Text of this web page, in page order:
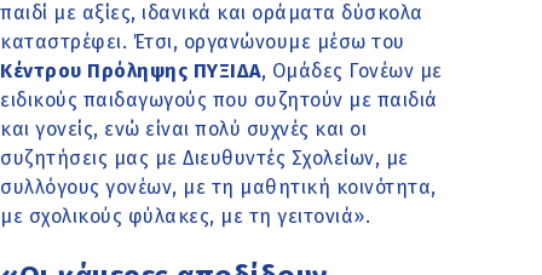
παιδί με αξίες, ιδανικά και οράματα δύσκολα
καταστρέφει. Έτσι, οργανώνουμε μέσω του
Κέντρου Πρόληψης ΠΥΞΙΔΑ, Ομάδες Γονέων με
ειδικούς παιδαγωγούς που συζητούν με παιδιά
και γονείς, ενώ είναι πολύ συχνές και οι
συζητήσεις μας με Διευθυντές Σχολείων, με
συλλόγους γονέων, με τη μαθητική κοινότητα,
με σχολικούς φύλακες, με τη γειτονιά».